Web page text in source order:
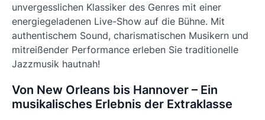
unvergesslichen Klassiker des Genres mit einer
energiegeladenen Live-Show auf die Bühne. Mit
authentischem Sound, charismatischen Musikern und
mitreißender Performance erleben Sie traditionelle
Jazzmusik hautnah!
Von New Orleans bis Hannover – Ein
musikalisches Erlebnis der Extraklasse